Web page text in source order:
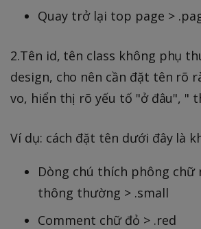
Quay trở lại top page >
2.Tên id, tên class không phụ
design, cho nên cần đặt tên rõ
vo, hiển thị rõ yếu tố "ở đâu", "
Ví dụ: cách đặt tên dưới đây là
Dòng chú thích phông chữ
thông thường > .small
Comment chữ đỏ > .red